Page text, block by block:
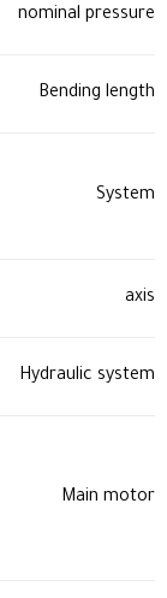
nominal pressure
Bending length
System
axis
Hydraulic system
Main motor